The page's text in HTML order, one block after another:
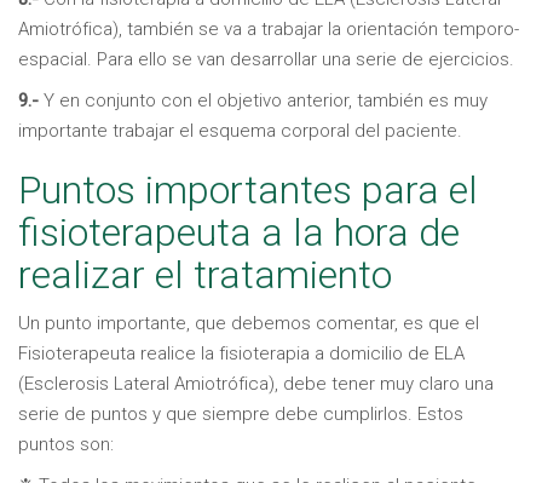
Amiotrófica), también se va a trabajar la orientación temporo-
espacial. Para ello se van desarrollar una serie de ejercicios.
9.- Y en conjunto con el objetivo anterior, también es muy
importante trabajar el esquema corporal del paciente.
Puntos importantes para el
fisioterapeuta a la hora de
realizar el tratamiento
Un punto importante, que debemos comentar, es que el
Fisioterapeuta realice la fisioterapia a domicilio de ELA
(Esclerosis Lateral Amiotrófica), debe tener muy claro una
serie de puntos y que siempre debe cumplirlos. Estos
puntos son: